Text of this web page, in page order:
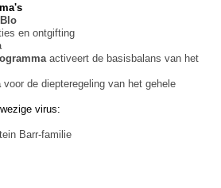
en ontgifting
activeert de basisbalans van het
voor de diepteregeling van het gehele
virus:
Barr-familie